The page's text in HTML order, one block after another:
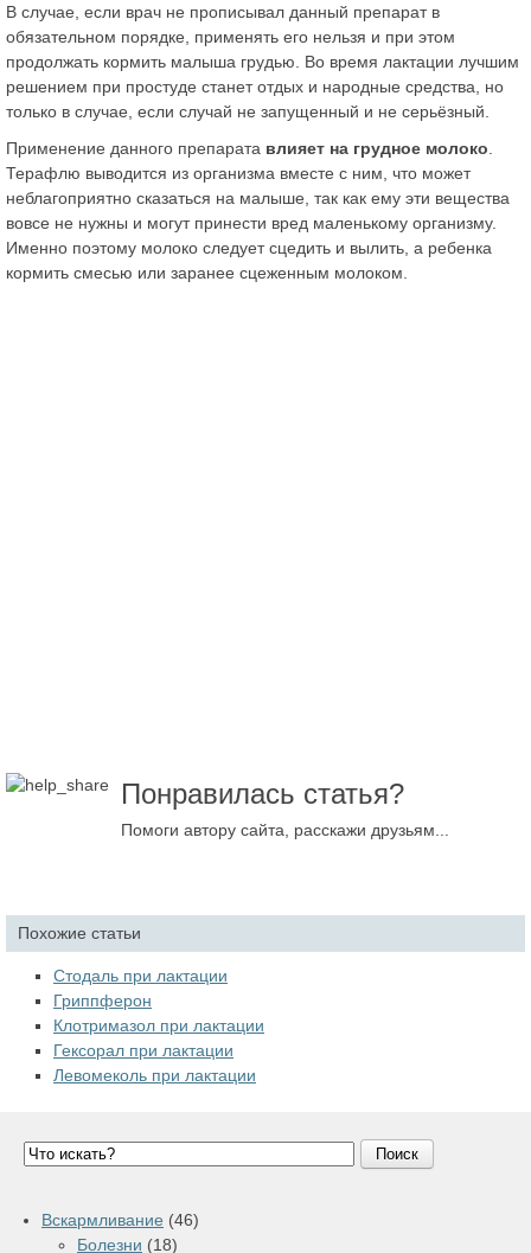
В случае, если врач не прописывал данный препарат в
обязательном порядке, применять его нельзя и при этом
продолжать кормить малыша грудью. Во время лактации лучшим
решением при простуде станет отдых и народные средства, но
только в случае, если случай не запущенный и не серьёзный.
Применение данного препарата влияет на грудное молоко
Терафлю выводится из организма вместе с ним, что может
неблагоприятно сказаться на малыше, так как ему эти вещества
вовсе не нужны и могут принести вред маленькому организму.
Именно поэтому молоко следует сцедить и вылить, а ребенка
кормить смесью или заранее сцеженным молоком.
Понравилась статья?
Помоги автору сайта, расскажи друзьям...
Похожие статьи
Стодаль при лактации
Гриппферон
Клотримазол при лактации
Гексорал при лактации
Левомеколь при лактации
Поиск
Вскармливание (46)
Болезни (18)